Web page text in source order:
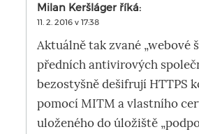
Milan Keršláger říká:
11. 2. 2016 v 17:38
Aktuálně tak zvané „webové
předních antivirových
bezostyšně dešifrují HTTPS
pomocí MITM a vlastního
uloženého do úložiště